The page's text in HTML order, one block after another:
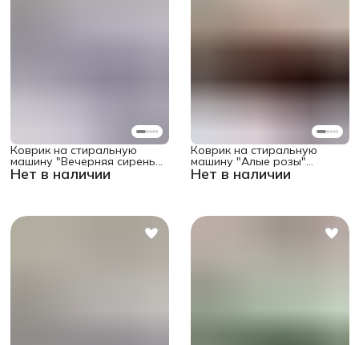
Нет в наличии
Коврик на стиральную
машину "Вечерняя сирень"
защитный,
противоскользящий,
Нет в наличии
Коврик на стиральную
машину "Алые розы"
защитный,
противоскользящий,